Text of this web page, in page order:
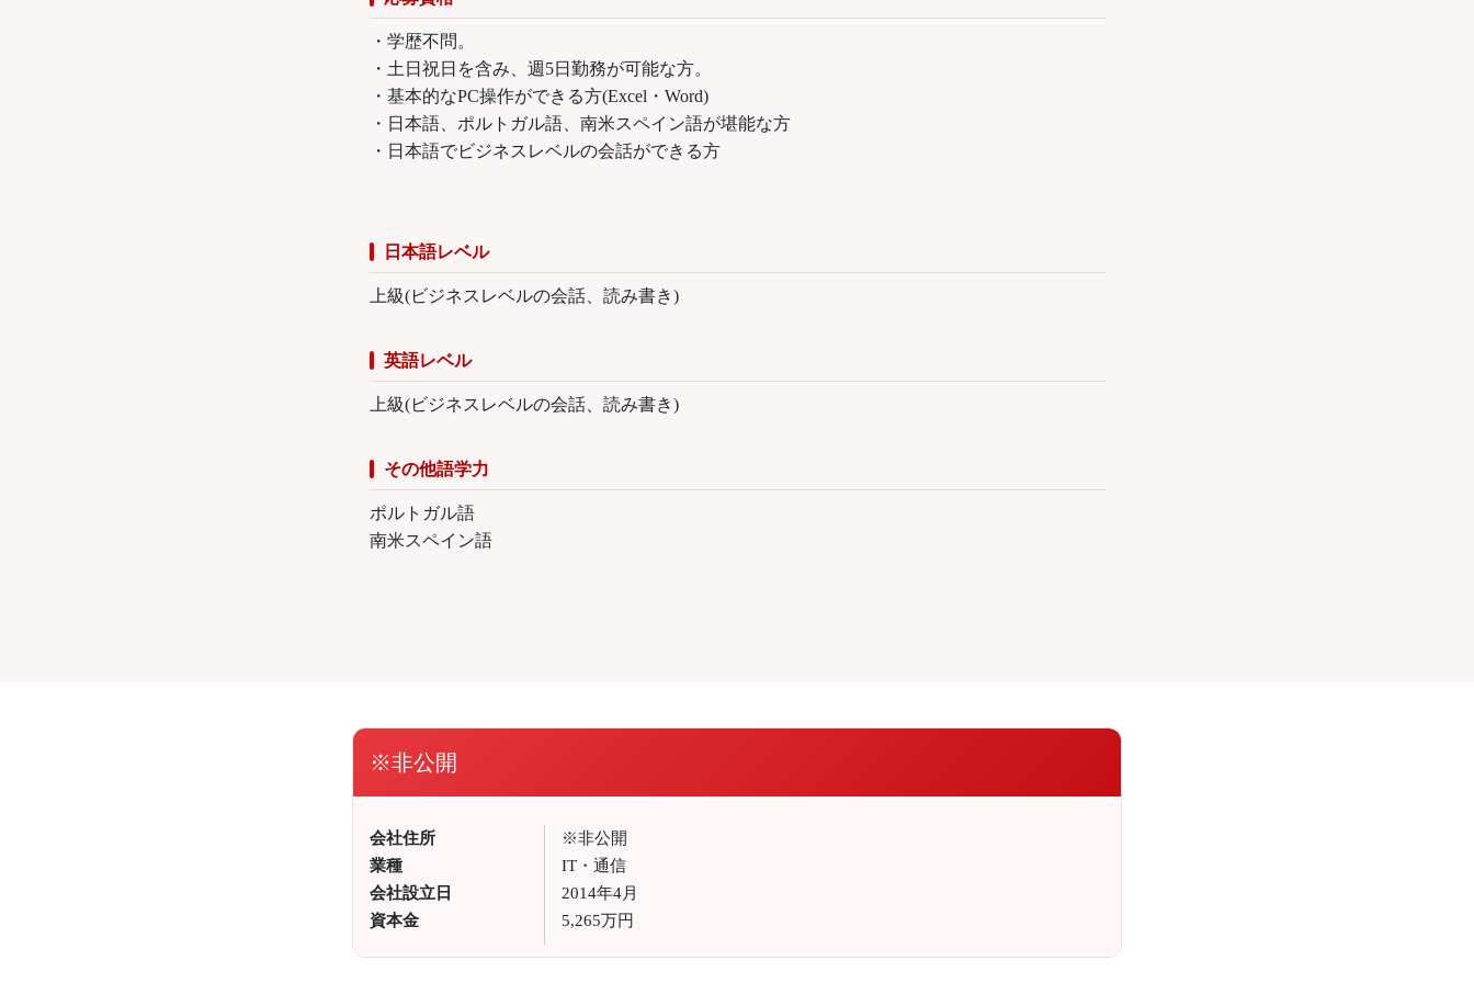
・学歴不問。
・土日祝日を含み、週5日勤務が可能な方。
・基本的なPC操作ができる方(Excel・Word)
・日本語、ポルトガル語、南米スペイン語が堪能な方
・日本語でビジネスレベルの会話ができる方
日本語レベル
上級(ビジネスレベルの会話、読み書き)
英語レベル
上級(ビジネスレベルの会話、読み書き)
その他語学力
ポルトガル語
南米スペイン語
※非公開
会社住所
※非公開
業種
IT・通信
会社設立日
2014年4月
資本金
5,265万円